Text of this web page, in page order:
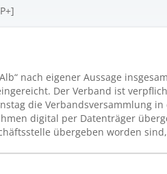
nach eigener Aussage
Der Verband ist
die Verbandsversammlung
digital per Datenträger
übergeben worden